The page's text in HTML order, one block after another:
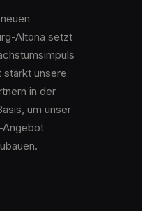
Altona setzt
stärkt unsere
in der
um unser
Angebot